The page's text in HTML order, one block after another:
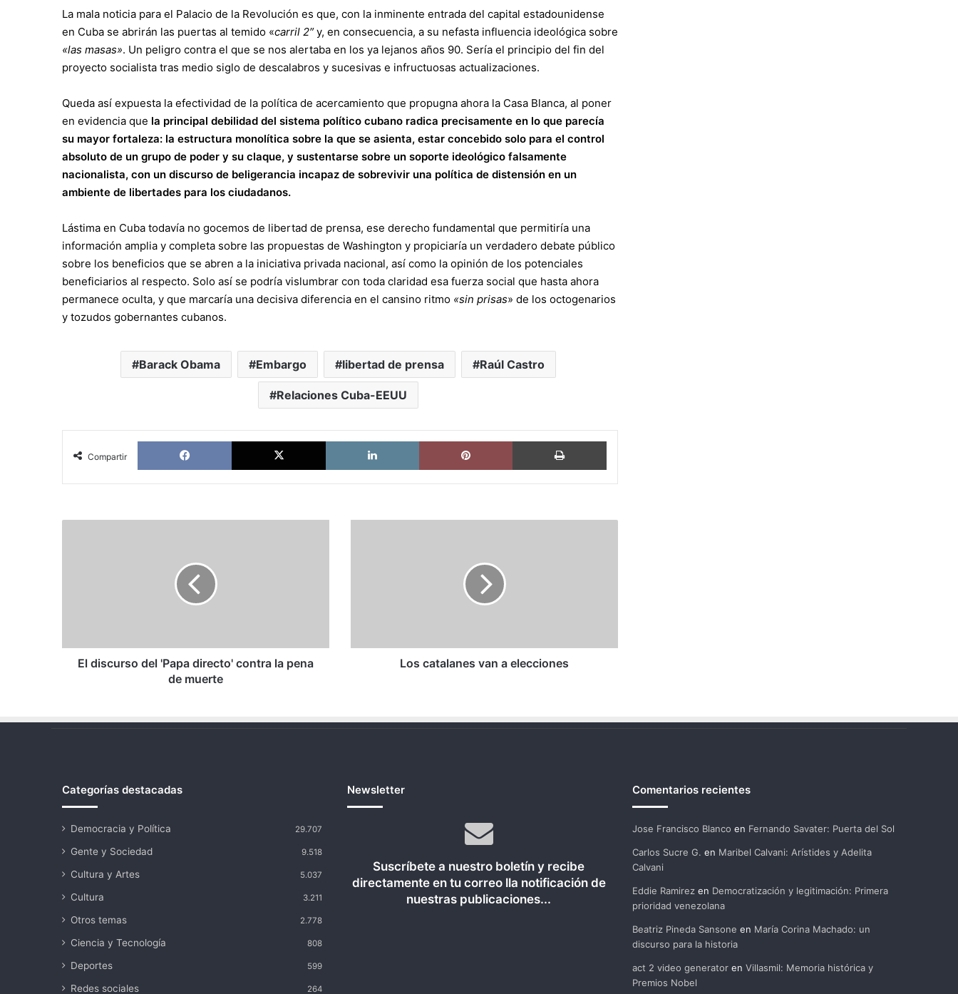
La mala noticia para el Palacio de la Revolución es que, con la inminente entrada del capital estadounidense
en Cuba se abrirán las puertas al temido «carril 2″y, en consecuencia, a su nefasta influencia ideológica sobre
«las masas». Un peligro contra el que se nos alertaba en los ya lejanos años 90. Sería el principio del fin del
proyecto socialista tras medio siglo de descalabros y sucesivas e infructuosas actualizaciones.
Queda así expuesta la efectividad de la política de acercamiento que propugna ahora la Casa Blanca, al poner
en evidencia que la principal debilidad del sistema político cubano radica precisamente en lo que parecía
su mayor fortaleza: la estructura monolítica sobre la que se asienta, estar concebido solo para el control
absoluto de un grupo de poder y su claque, y sustentarse sobre un soporte ideológico falsamente
nacionalista, con un discurso de beligerancia incapaz de sobrevivir una política de distensión en un
ambiente de libertades para los ciudadanos.
Lástima en Cuba todavía no gocemos de libertad de prensa, ese derecho fundamental que permitiría una
información amplia y completa sobre las propuestas de Washington y propiciaría un verdadero debate público
sobre los beneficios que se abren a la iniciativa privada nacional, así como la opinión de los potenciales
beneficiarios al respecto. Solo así se podría vislumbrar con toda claridad esa fuerza social que hasta ahora
permanece oculta, y que marcaría una decisiva diferencia en el cansino ritmo «sin prisas» de los octogenarios
y tozudos gobernantes cubanos.
Barack Obama Embargo libertad de prensa Raúl Castro
Relaciones Cuba-EEUU
Compartir
Facebook X LinkedIn Pinterest Imprimir
de
muerte
El discurso del 'Papa directo' contra la pena
de muerte
Los catalanes van a elecciones
Categorías destacadas
Democracia y Política 29.707
Gente y Sociedad 9.518
Cultura y Artes 5.037
Cultura 3.211
Otros temas 2.778
Ciencia y Tecnología 808
Deportes 599
Redes sociales 264
Newsletter
Suscríbete a nuestro boletín y recibe
directamente en tu correo lla notificación de
nuestras publicaciones...
Comentarios recientes
Jose Francisco Blanco en Fernando Savater: Puerta del Sol
Carlos Sucre G. en Maribel Calvani: Arístides y Adelita
Calvani
Eddie Ramirezen Democratización y legitimación: Primera
prioridad venezolana
Beatriz Pineda Sansone en María Corina Machado: un
discurso para la historia
act 2 video generatoren Villasmil: Memoria histórica y
Premios Nobel